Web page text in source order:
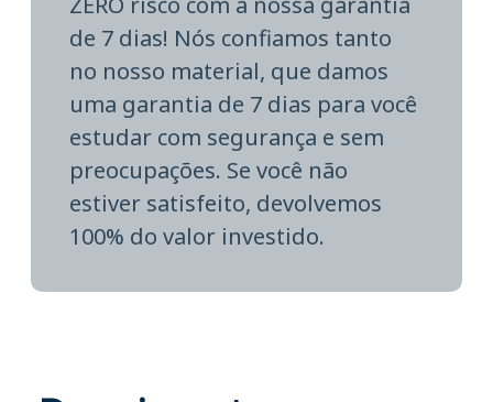
de 7 dias! Nós confiamos tanto
no nosso material, que damos
uma garantia de 7 dias para você
estudar com segurança e sem
preocupações. Se você não
estiver satisfeito, devolvemos
100% do valor investido.